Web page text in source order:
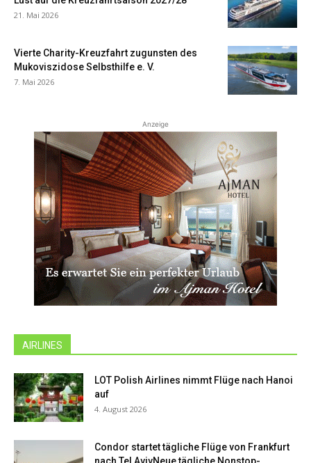
21. Mai 2026
Vierte Charity-Kreuzfahrt zugunsten des
Mukoviszidose Selbsthilfe e. V.
7. Mai 2026
Anzeige
AIRLINES
LOT Polish Airlines nimmt Flüge nach Hanoi
auf
4. August 2026
Condor startet tägliche Flüge von Frankfurt
nach Tel AvivNeue tägliche Nonstop-